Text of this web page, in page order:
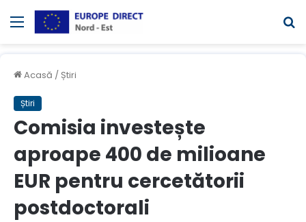
Meniul
Acasă / Știri
Știri
Comisia investește
aproape 400 de milioane
EUR pentru cercetătorii
postdoctorali